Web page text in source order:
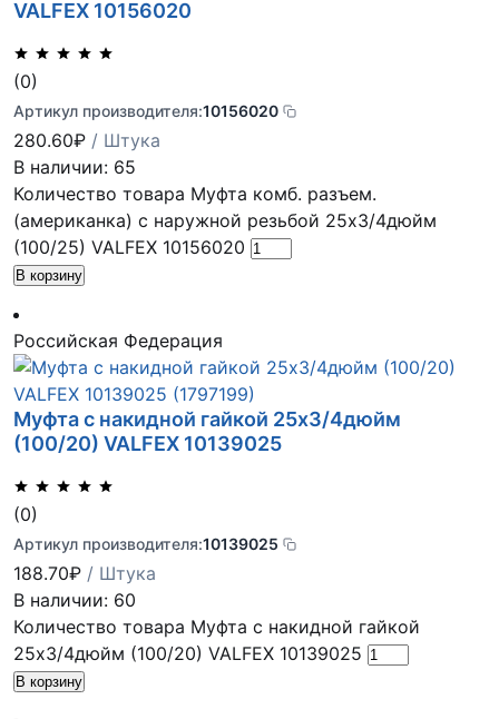
VALFEX 10156020
(0)
Артикул производителя:10156020
280.60₽ / Штука
В наличии: 65
Количество товара Муфта комб. разъем.
(американка) с наружной резьбой 25х3/4дюйм
(100/25) VALFEX 10156020
В корзину
Российская Федерация
Муфта с накидной гайкой 25х3/4дюйм
(100/20) VALFEX 10139025
(0)
Артикул производителя:10139025
188.70₽ / Штука
В наличии: 60
Количество товара Муфта с накидной гайкой
25х3/4дюйм (100/20) VALFEX 10139025
В корзину